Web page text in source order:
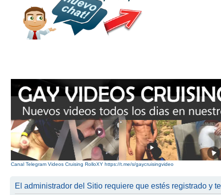
Canal Telegram Videos Cruising RolloXY https://t.me/s/gaycruisingvideo
El administrador del Sitio requiere que estés registrado y